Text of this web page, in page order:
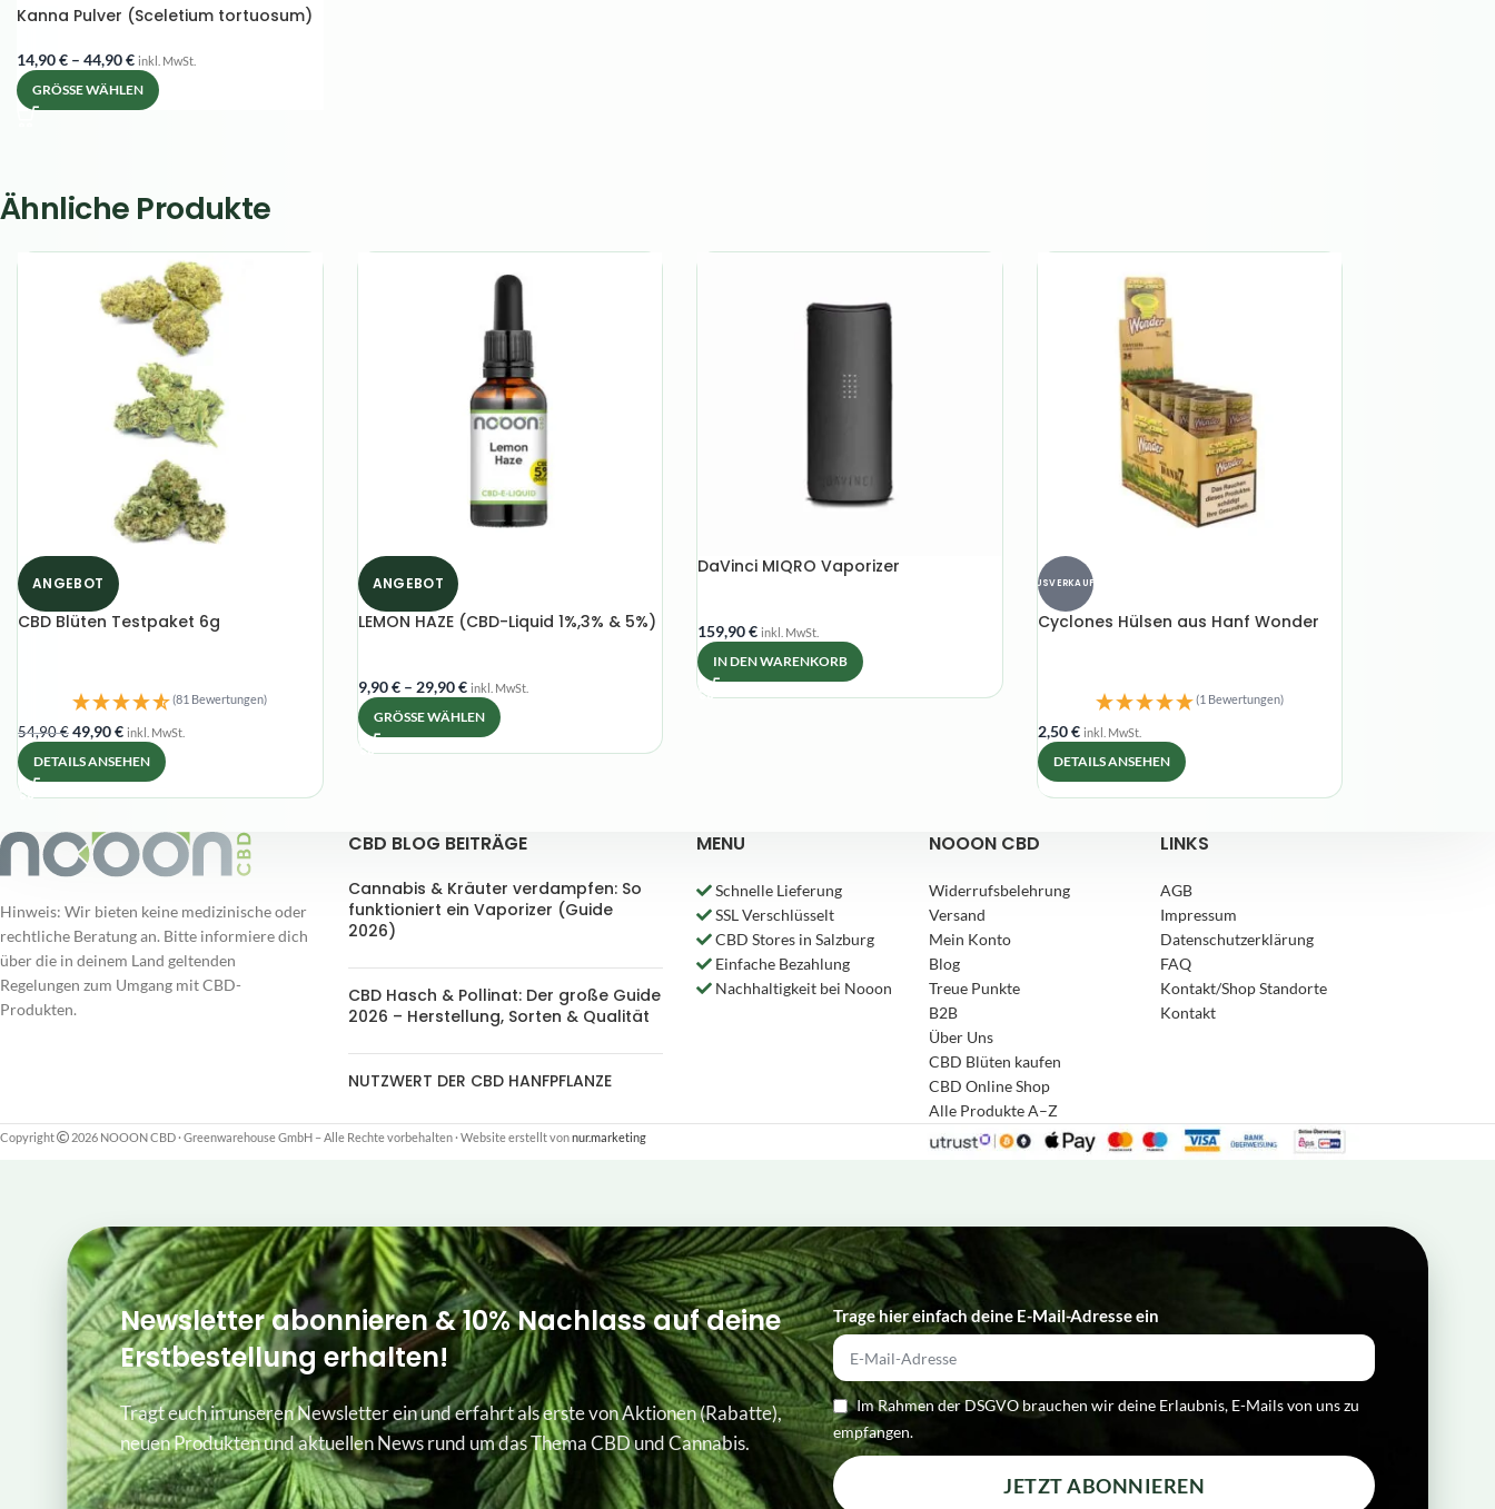
Kanna Pulver (Sceletium tortuosum)
14,90€ – 44,90€ inkl. MwSt.
GRÖSSE WÄHLEN
Ähnliche Produkte
ANGEBOT
CBD Blüten Testpaket 6g
54,90€ 49,90€ inkl. MwSt.
DETAILS ANSEHEN
(81 Bewertungen)
ANGEBOT
LEMON HAZE (CBD-Liquid 1%,3% & 5%)
9,90€ – 29,90€ inkl. MwSt.
GRÖSSE WÄHLEN
DaVinci MIQRO Vaporizer
159,90€ inkl. MwSt.
IN DEN WARENKORB
AUSVERKAUFT
Cyclones Hülsen aus Hanf Wonder
2,50€ inkl. MwSt.
DETAILS ANSEHEN
(1 Bewertungen)
Hinweis: Wir bieten keine medizinische oder
rechtliche Beratung an. Bitte informiere dich
über die in deinem Land geltenden
Regelungen zum Umgang mit CBD-
Produkten.
CBD BLOG BEITRÄGE
Cannabis & Kräuter verdampfen: So
funktioniert ein Vaporizer (Guide
2026)
CBD Hasch & Pollinat: Der große Guide
2026 – Herstellung, Sorten & Qualität
NUTZWERT DER CBD HANFPFLANZE
MENU
Schnelle Lieferung
SSL Verschlüsselt
CBD Stores in Salzburg
Einfache Bezahlung
Nachhaltigkeit bei Nooon
NOOON CBD
Widerrufsbelehrung
Versand
Mein Konto
Blog
Treue Punkte
B2B
Über Uns
CBD Blüten kaufen
CBD Online Shop
Alle Produkte A–Z
LINKS
AGB
Impressum
Datenschutzerklärung
FAQ
Kontakt/Shop Standorte
Kontakt
Copyright 2026 NOOON CBD · Greenwarehouse GmbH – Alle Rechte vorbehalten·Website erstellt vonnur.marketing
Newsletter abonnieren & 10% Nachlass auf deine
Erstbestellung erhalten!
Tragt euch in unseren Newsletter ein und erfahrt als erste von Aktionen (Rabatte),
neuen Produkten und aktuellen News rund um das Thema CBD und Cannabis.
Trage hier einfach deine E-Mail-Adresse ein​
Im Rahmen der DSGVO brauchen wir deine Erlaubnis, E-Mails von uns zu
empfangen.
JETZT ABONNIEREN
Facebook
3.8.2026
Herbert Zuschrott
Die Lieferung ist nach eineinhalb Wochen immer
Twitter
Facebook